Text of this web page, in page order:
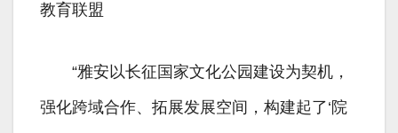
教育联盟
“雅安以长征国家文化公园建设为契机，
强化跨域合作、拓展发展空间，构建起了‘院